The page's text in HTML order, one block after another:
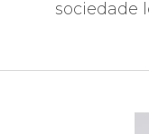
sociedade